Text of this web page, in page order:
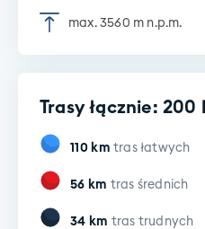
max. 3560 m n.p.m.
Trasy łącznie: 200
110 km tras łatwych
56 km tras średnich
34 km tras trudnych